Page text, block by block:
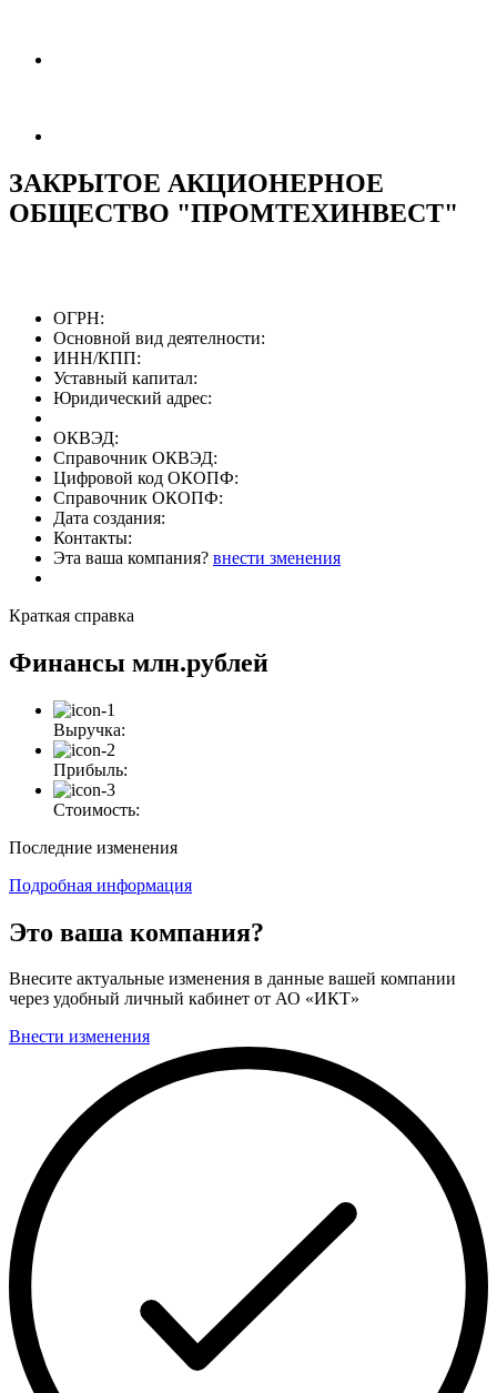
ЗАКРЫТОЕ АКЦИОНЕРНОЕ
ОБЩЕСТВО "ПРОМТЕХИНВЕСТ"
ОГРН:
Основной вид деятелности:
ИНН/КПП:
Уставный капитал:
Юридический адрес:
ОКВЭД:
Справочник ОКВЭД:
Цифровой код ОКОПФ:
Справочник ОКОПФ:
Дата создания:
Контакты:
Эта ваша компания? внести зменения
Краткая справка
Финансы млн.рублей
Выручка:
Прибыль:
Стоимость:
Последние изменения
Подробная информация
Это ваша компания?
Внесите актуальные изменения в данные вашей компании
через удобный личный кабинет от АО «ИКТ»
Внести изменения